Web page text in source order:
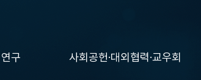
연구 사회공헌·대외협력·교우회